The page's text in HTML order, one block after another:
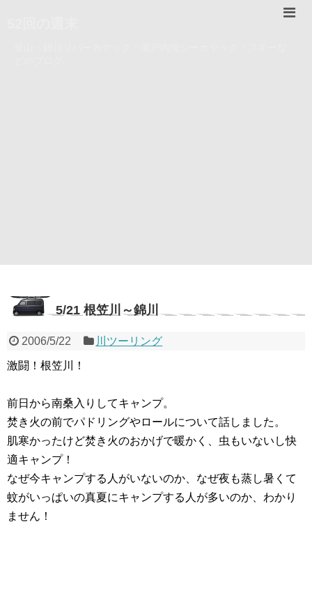
5/21 根笠川～錦川
2006/5/22 川ツーリング
激闘！根笠川！
前日から南桑入りしてキャンプ。
焚き火の前でパドリングやロールについて話しました。
肌寒かったけど焚き火のおかげで暖かく、虫もいないし快
適キャンプ！
なぜ今キャンプする人がいないのか、なぜ夜も蒸し暑くて
蚊がいっぱいの真夏にキャンプする人が多いのか、わかり
ません！